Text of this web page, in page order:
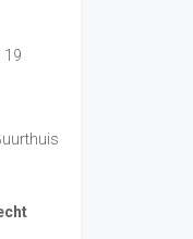
19